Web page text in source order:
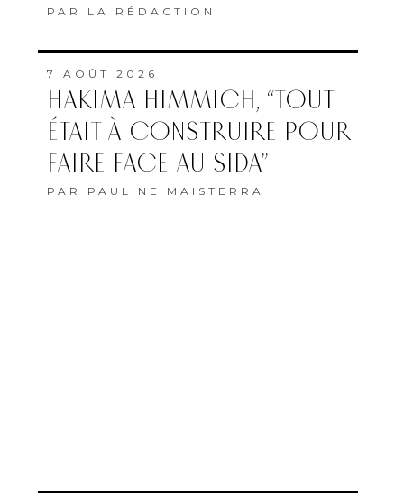
PAR LA RÉDACTION
7 AOÛT 2026
HAKIMA HIMMICH, “TOUT
ÉTAIT À CONSTRUIRE POUR
FAIRE FACE AU SIDA”
PAR PAULINE MAISTERRA